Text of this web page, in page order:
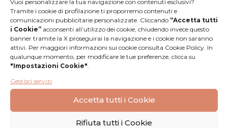
Vuoi personalizzare la tua navigazione con contenuti esclusivi?
Tramite i cookie di profilazione ti proporremo contenuti e
comunicazioni pubblicitarie personalizzate. Cliccando “Accetta tutti
i Cookie” acconsenti all’utilizzo dei cookie, chiudendo invece questo
banner tramite la X proseguirai la navigazione e i cookie non saranno
attivi. Per maggiori informazioni sui cookie consulta Cookie Policy. In
qualunque momento, per modificare le tue preferenze, clicca su
"Impostazioni Cookie"
Gestisci servizi
Accetta tutti i Cookie
Rifiuta tutti i Cookie
Recensioni